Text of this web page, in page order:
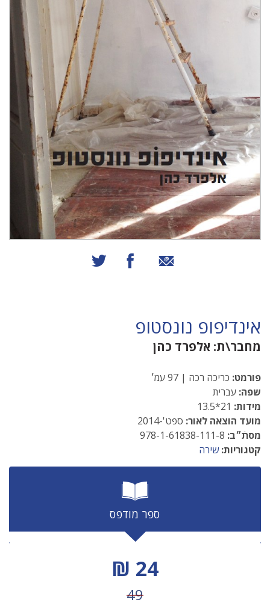
שיתוף באמצעות אימייל
שיתוף בפייסבוק
אינדיפופ נונסטופ
מחבר\ת: אלפרד כהן
פורמט: כריכה רכה | 97 עמ׳
שפה: עברית
מידות:
מועד הוצאה לאור: ספט'-2014
מסתֿ״ב:
קטגוריות: שירה
ספר מודפס
מחיר הנחה
24 ₪
מחיר לפני הנחה
49